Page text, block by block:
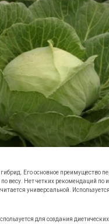
Его основное преимущество
весу. Нет четких рекомендаций по
универсальной.
для создания